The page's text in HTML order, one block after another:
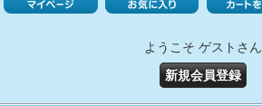
ようこそ ゲストさん
新規会員登録